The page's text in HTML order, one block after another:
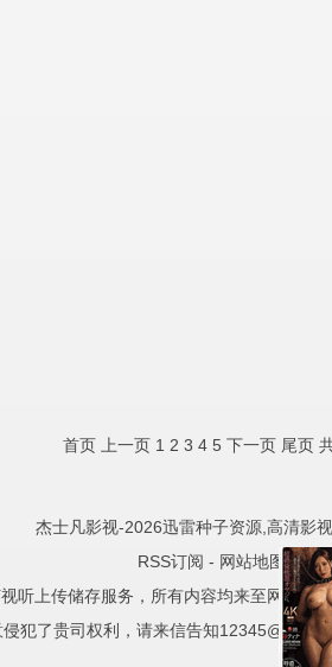
首页 上一页 1 2 3 4 5 下一页 尾页
杰士凡影视-2026迅雷种子资源,高清影
RSS订阅 - 网站地图 -
听上传储存服务，所有内容均来至网络自
犯了贵司权利，请来信告知